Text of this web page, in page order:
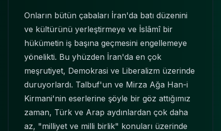
Onların bütün çabaları İran'da batı düzenini
ve kültürünü yerleştirmeye ve İslâmî bir
hükümetin iş başına geçmesini engellemeye
yönelikti. Bu yhüzden İran'da en çok
meşrutiyet, Demokrasi ve Liberalizm üzerinde
duruyorlardı. Talbuf'un ve Mirza Ağa Han-i
Kirmani'nin eserlerine şöyle bir göz attığımız
zaman, Türk ve Arap aydınlardan çok daha
az, "milliyet ve milli birlik" konuları üzerinde